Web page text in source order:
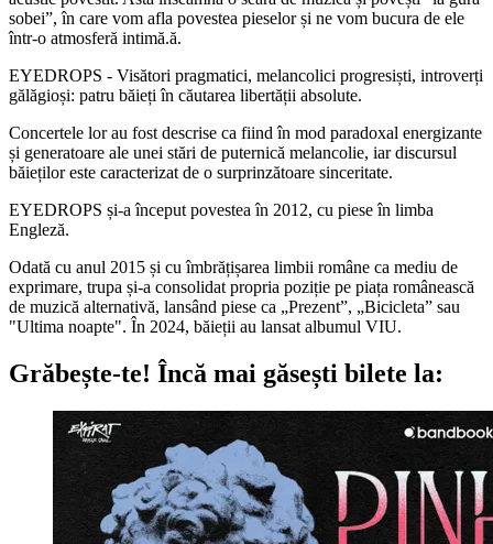
sobei”, în care vom afla povestea pieselor și ne vom bucura de ele
într-o atmosferă intimă.ă.
EYEDROPS - Visători pragmatici, melancolici progresiști, introverți
gălăgioși: patru băieți în căutarea libertății absolute.
Concertele lor au fost descrise ca fiind în mod paradoxal energizante
și generatoare ale unei stări de puternică melancolie, iar discursul
băieților este caracterizat de o surprinzătoare sinceritate.
EYEDROPS și-a început povestea în 2012, cu piese în limba
Engleză.
Odată cu anul 2015 și cu îmbrățișarea limbii române ca mediu de
exprimare, trupa și-a consolidat propria poziție pe piața românească
de muzică alternativă, lansând piese ca „Prezent”, „Bicicleta” sau
"Ultima noapte". În 2024, băieții au lansat albumul VIU.
Grăbește-te! Încă mai găsești bilete la: